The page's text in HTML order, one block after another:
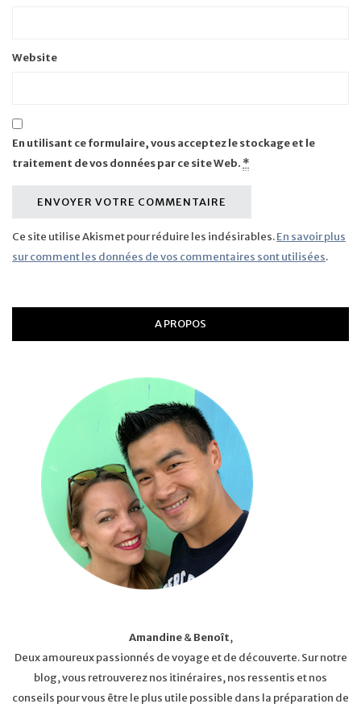
Website
En utilisant ce formulaire, vous acceptez le stockage et le
traitement de vos données par ce site Web. *
Ce site utilise Akismet pour réduire les indésirables.En savoir plus
sur comment les données de vos commentaires sont utilisées.
A PROPOS
Amandine&Benoît,
Deux amoureux passionnés de voyage et de découverte. Sur notre
blog, vous retrouverez nos itinéraires, nos ressentis et nos
conseils pour vous être le plus utile possible dans la préparation de